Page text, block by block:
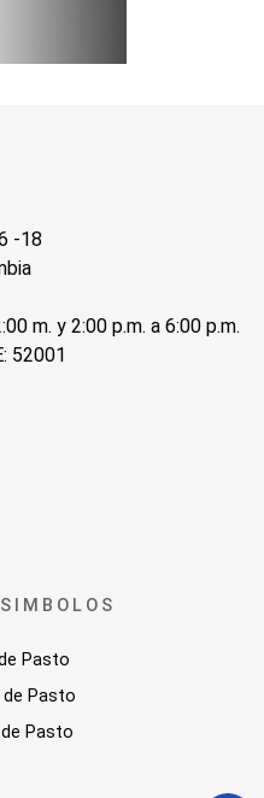
-18
m. y 2:00 p.m. a 6:00 p.m.
52001
Pasto
de Pasto
Pasto